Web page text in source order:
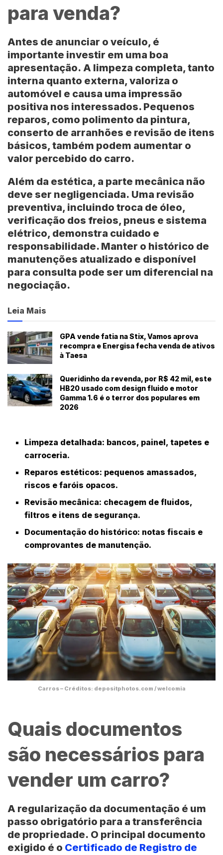
para venda?
Antes de anunciar o veículo, é
importante investir em uma boa
apresentação. A limpeza completa, tanto
interna quanto externa, valoriza o
automóvel e causa uma impressão
positiva nos interessados. Pequenos
reparos, como polimento da pintura,
conserto de arranhões e revisão de itens
básicos, também podem aumentar o
valor percebido do carro.
Além da estética, a parte mecânica não
deve ser negligenciada. Uma revisão
preventiva, incluindo troca de óleo,
verificação dos freios, pneus e sistema
elétrico, demonstra cuidado e
responsabilidade. Manter o histórico de
manutenções atualizado e disponível
para consulta pode ser um diferencial na
negociação.
Leia Mais
GPA vende fatia na Stix, Vamos aprova
recompra e Energisa fecha venda de ativos
à Taesa
Queridinho da revenda, por R$ 42 mil, este
HB20 usado com design fluido e motor
Gamma 1.6 é o terror dos populares em
2026
Limpeza detalhada: bancos, painel, tapetes e
carroceria.
Reparos estéticos: pequenos amassados,
riscos e faróis opacos.
Revisão mecânica: checagem de fluidos,
filtros e itens de segurança.
Documentação do histórico: notas fiscais e
comprovantes de manutenção.
Carros – Créditos: depositphotos.com / welcomia
Quais documentos
são necessários para
vender um carro?
A regularização da documentação é um
passo obrigatório para a transferência
de propriedade. O principal documento
exigido é o Certificado de Registro de